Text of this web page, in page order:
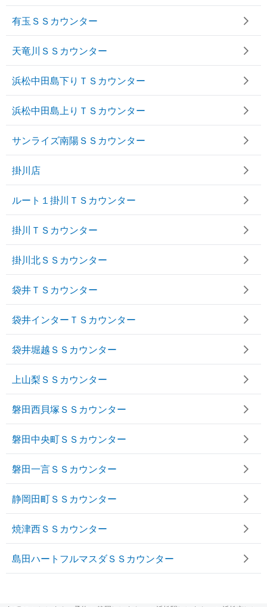
有玉ＳＳカウンター
天竜川ＳＳカウンター
浜松中田島下りＴＳカウンター
浜松中田島上りＴＳカウンター
サンライズ南陽ＳＳカウンター
掛川店
ルート１掛川ＴＳカウンター
掛川ＴＳカウンター
掛川北ＳＳカウンター
袋井ＴＳカウンター
袋井インターＴＳカウンター
袋井堀越ＳＳカウンター
上山梨ＳＳカウンター
磐田西貝塚ＳＳカウンター
磐田中央町ＳＳカウンター
磐田一言ＳＳカウンター
静岡田町ＳＳカウンター
焼津西ＳＳカウンター
島田ハートフルマスダＳＳカウンター